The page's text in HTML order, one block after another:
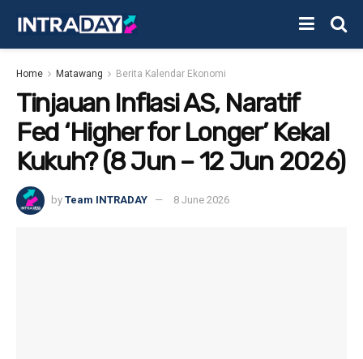
Home Matawang Berita Kalendar Ekonomi
Tinjauan Inflasi AS, Naratif
Fed ‘Higher for Longer’ Kekal
Kukuh? (8 Jun – 12 Jun 2026)
by Team INTRADAY 8 June 2026